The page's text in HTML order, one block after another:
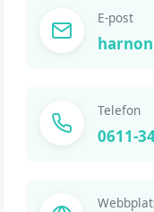
E-post
Telefon
0611-